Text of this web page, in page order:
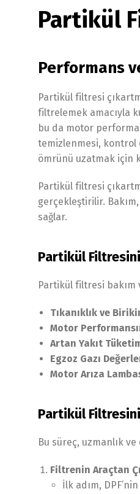
Partikül
Performans
Partikül filtresi
filtrelemek amacıyla
bu da motor
temizlenmesi, kontrol
ömrünü uzatmak için
Partikül filtresi
gerçekleştirilir.
sağlar.
Partikül
Partikül filtresi bakım
Tıkanıklık ve
Motor
Artan Yakıt
Egzoz Gazı
Motor Arıza
Partikül Filtresini
Bu süreç, uzmanlık
Filtrenin Araçtan
İlk adım,